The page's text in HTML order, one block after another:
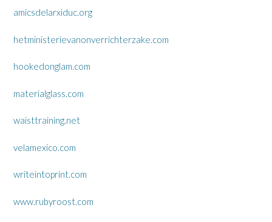
amicsdelarxiduc.org
hetministerievanonverrichterzake.com
hookedonglam.com
materialglass.com
waisttraining.net
velamexico.com
writeintoprint.com
www.rubyroost.com